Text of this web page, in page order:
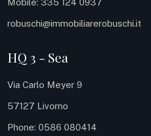
Mobile: 335 124 0937
robuschi@immobiliarerobuschi.it
HQ 3 - Sea
Via Carlo Meyer 9
57127 Livorno
Phone: 0586 080414